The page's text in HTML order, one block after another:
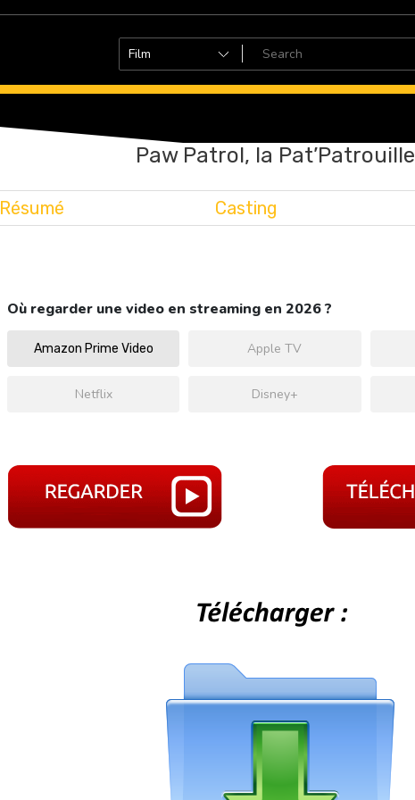
Paw Patrol, la Pat’Patrouille
Résumé Casting
Où regarder une video en streaming en 2026 ?
Amazon Prime Video Apple TV
Netflix Disney+